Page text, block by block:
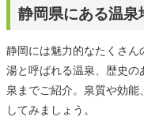
静岡県にある温泉
静岡には魅力的なたくさ
湯と呼ばれる温泉、歴史の
泉までご紹介。泉質や効
してみましょう。